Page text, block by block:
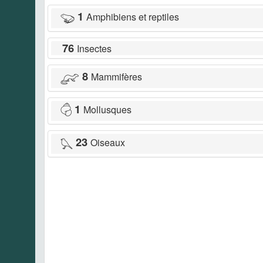
1 Amphibiens et reptiles
76 Insectes
8 Mammifères
1 Mollusques
23 Oiseaux